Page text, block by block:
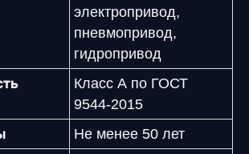
электропривод,
пневмопривод,
гидропривод
Класс А по ГОСТ
9544-2015
Не менее 50 лет